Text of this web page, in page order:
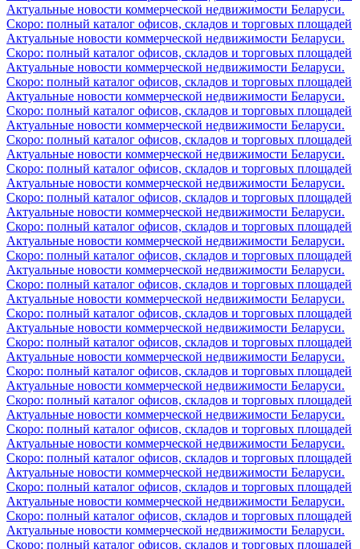
Актуальные новости коммерческой недвижимости Беларуси.
Скоро: полный каталог офисов, складов и торговых площадей
Актуальные новости коммерческой недвижимости Беларуси.
Скоро: полный каталог офисов, складов и торговых площадей
Актуальные новости коммерческой недвижимости Беларуси.
Скоро: полный каталог офисов, складов и торговых площадей
Актуальные новости коммерческой недвижимости Беларуси.
Скоро: полный каталог офисов, складов и торговых площадей
Актуальные новости коммерческой недвижимости Беларуси.
Скоро: полный каталог офисов, складов и торговых площадей
Актуальные новости коммерческой недвижимости Беларуси.
Скоро: полный каталог офисов, складов и торговых площадей
Актуальные новости коммерческой недвижимости Беларуси.
Скоро: полный каталог офисов, складов и торговых площадей
Актуальные новости коммерческой недвижимости Беларуси.
Скоро: полный каталог офисов, складов и торговых площадей
Актуальные новости коммерческой недвижимости Беларуси.
Скоро: полный каталог офисов, складов и торговых площадей
Актуальные новости коммерческой недвижимости Беларуси.
Скоро: полный каталог офисов, складов и торговых площадей
Актуальные новости коммерческой недвижимости Беларуси.
Скоро: полный каталог офисов, складов и торговых площадей
Актуальные новости коммерческой недвижимости Беларуси.
Скоро: полный каталог офисов, складов и торговых площадей
Актуальные новости коммерческой недвижимости Беларуси.
Скоро: полный каталог офисов, складов и торговых площадей
Актуальные новости коммерческой недвижимости Беларуси.
Скоро: полный каталог офисов, складов и торговых площадей
Актуальные новости коммерческой недвижимости Беларуси.
Скоро: полный каталог офисов, складов и торговых площадей
Актуальные новости коммерческой недвижимости Беларуси.
Скоро: полный каталог офисов, складов и торговых площадей
Актуальные новости коммерческой недвижимости Беларуси.
Скоро: полный каталог офисов, складов и торговых площадей
Актуальные новости коммерческой недвижимости Беларуси.
Скоро: полный каталог офисов, складов и торговых площадей
Актуальные новости коммерческой недвижимости Беларуси.
Скоро: полный каталог офисов, складов и торговых площадей